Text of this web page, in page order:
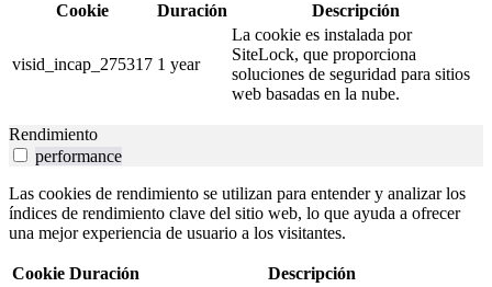
Cookie Duración Descripción
visid_incap_275317 1 year
La cookie es instalada por
SiteLock, que proporciona
soluciones de seguridad para sitios
web basadas en la nube.
Rendimiento
performance
Las cookies de rendimiento se utilizan para entender y analizar los
índices de rendimiento clave del sitio web, lo que ayuda a ofrecer
una mejor experiencia de usuario a los visitantes.
Cookie Duración Descripción